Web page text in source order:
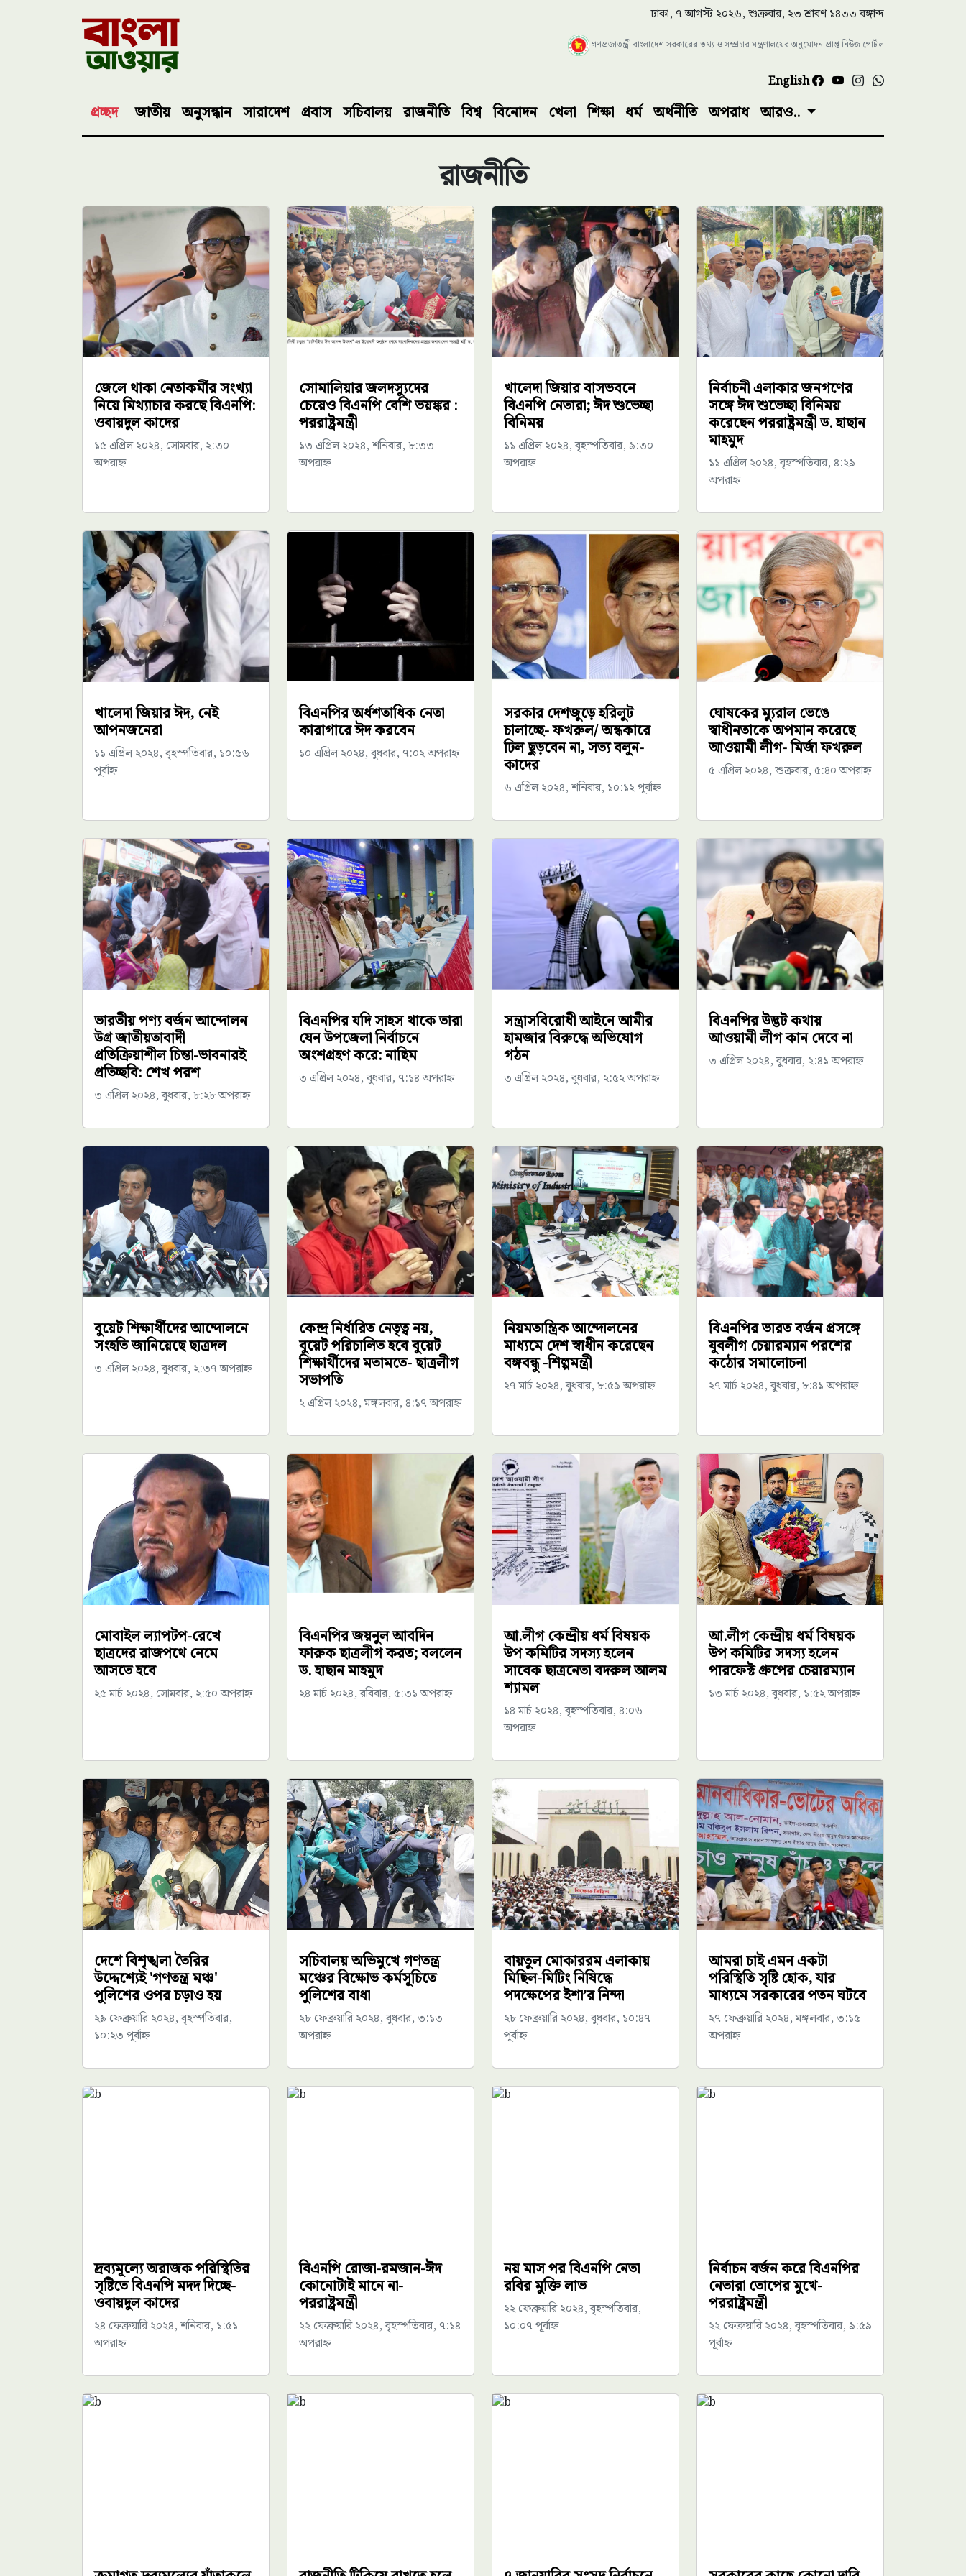
ঢাকা, ৭ আগস্ট ২০২৬, শুক্রবার, ২৩ শ্রাবণ ১৪৩৩ বঙ্গাব্দ
গণপ্রজাতন্ত্রী বাংলাদেশ সরকারের তথ্য ও সম্প্রচার মন্ত্রণালয়ের অনুমোদন প্রাপ্ত নিউজ পোর্টাল
English
প্রচ্ছদ জাতীয় অনুসন্ধান সারাদেশ প্রবাস সচিবালয় রাজনীতি বিশ্ব বিনোদন খেলা শিক্ষা ধর্ম অর্থনীতি অপরাধ আরও..
রাজনীতি
জেলে থাকা নেতাকর্মীর সংখ্যা
নিয়ে মিথ্যাচার করছে বিএনপি:
ওবায়দুল কাদের
১৫ এপ্রিল ২০২৪, সোমবার, ২:৩০
অপরাহ্ন
সোমালিয়ার জলদস্যুদের
চেয়েও বিএনপি বেশি ভয়ঙ্কর :
পররাষ্ট্রমন্ত্রী
১৩ এপ্রিল ২০২৪, শনিবার, ৮:৩৩
অপরাহ্ন
খালেদা জিয়ার বাসভবনে
বিএনপি নেতারা; ঈদ শুভেচ্ছা
বিনিময়
১১ এপ্রিল ২০২৪, বৃহস্পতিবার, ৯:৩০
অপরাহ্ন
নির্বাচনী এলাকার জনগণের
সঙ্গে ঈদ শুভেচ্ছা বিনিময়
করেছেন পররাষ্ট্রমন্ত্রী ড. হাছান
মাহমুদ
১১ এপ্রিল ২০২৪, বৃহস্পতিবার, ৪:২৯
অপরাহ্ন
খালেদা জিয়ার ঈদ, নেই
আপনজনেরা
১১ এপ্রিল ২০২৪, বৃহস্পতিবার, ১০:৫৬
পূর্বাহ্ন
বিএনপির অর্ধশতাধিক নেতা
কারাগারে ঈদ করবেন
১০ এপ্রিল ২০২৪, বুধবার, ৭:০২ অপরাহ্ন
সরকার দেশজুড়ে হরিলুট
চালাচ্ছে- ফখরুল/ অন্ধকারে
ঢিল ছুড়বেন না, সত্য বলুন-
কাদের
৬ এপ্রিল ২০২৪, শনিবার, ১০:১২ পূর্বাহ্ন
ঘোষকের ম্যুরাল ভেঙে
স্বাধীনতাকে অপমান করেছে
আওয়ামী লীগ- মির্জা ফখরুল
৫ এপ্রিল ২০২৪, শুক্রবার, ৫:৪০ অপরাহ্ন
ভারতীয় পণ্য বর্জন আন্দোলন
উগ্র জাতীয়তাবাদী
প্রতিক্রিয়াশীল চিন্তা-ভাবনারই
প্রতিচ্ছবি: শেখ পরশ
৩ এপ্রিল ২০২৪, বুধবার, ৮:২৮ অপরাহ্ন
বিএনপির যদি সাহস থাকে তারা
যেন উপজেলা নির্বাচনে
অংশগ্রহণ করে: নাছিম
৩ এপ্রিল ২০২৪, বুধবার, ৭:১৪ অপরাহ্ন
সন্ত্রাসবিরোধী আইনে আমীর
হামজার বিরুদ্ধে অভিযোগ
গঠন
৩ এপ্রিল ২০২৪, বুধবার, ২:৫২ অপরাহ্ন
বিএনপির উদ্ভট কথায়
আওয়ামী লীগ কান দেবে না
৩ এপ্রিল ২০২৪, বুধবার, ২:৪১ অপরাহ্ন
বুয়েট শিক্ষার্থীদের আন্দোলনে
সংহতি জানিয়েছে ছাত্রদল
৩ এপ্রিল ২০২৪, বুধবার, ২:৩৭ অপরাহ্ন
কেন্দ্র নির্ধারিত নেতৃত্ব নয়,
বুয়েট পরিচালিত হবে বুয়েট
শিক্ষার্থীদের মতামতে- ছাত্রলীগ
সভাপতি
২ এপ্রিল ২০২৪, মঙ্গলবার, ৪:১৭ অপরাহ্ন
নিয়মতান্ত্রিক আন্দোলনের
মাধ্যমে দেশ স্বাধীন করেছেন
বঙ্গবন্ধু -শিল্পমন্ত্রী
২৭ মার্চ ২০২৪, বুধবার, ৮:৫৯ অপরাহ্ন
বিএনপির ভারত বর্জন প্রসঙ্গে
যুবলীগ চেয়ারম্যান পরশের
কঠোর সমালোচনা
২৭ মার্চ ২০২৪, বুধবার, ৮:৪১ অপরাহ্ন
মোবাইল ল্যাপটপ-রেখে
ছাত্রদের রাজপথে নেমে
আসতে হবে
২৫ মার্চ ২০২৪, সোমবার, ২:৫০ অপরাহ্ন
বিএনপির জয়নুল আবদিন
ফারুক ছাত্রলীগ করত; বললেন
ড. হাছান মাহমুদ
২৪ মার্চ ২০২৪, রবিবার, ৫:৩১ অপরাহ্ন
আ.লীগ কেন্দ্রীয় ধর্ম বিষয়ক
উপ কমিটির সদস্য হলেন
সাবেক ছাত্রনেতা বদরুল আলম
শ্যামল
১৪ মার্চ ২০২৪, বৃহস্পতিবার, ৪:০৬
অপরাহ্ন
আ.লীগ কেন্দ্রীয় ধর্ম বিষয়ক
উপ কমিটির সদস্য হলেন
পারফেক্ট গ্রুপের চেয়ারম্যান
১৩ মার্চ ২০২৪, বুধবার, ১:৫২ অপরাহ্ন
দেশে বিশৃঙ্খলা তৈরির
উদ্দেশ্যেই 'গণতন্ত্র মঞ্চ'
পুলিশের ওপর চড়াও হয়
২৯ ফেব্রুয়ারি ২০২৪, বৃহস্পতিবার,
১০:২৩ পূর্বাহ্ন
সচিবালয় অভিমুখে গণতন্ত্র
মঞ্চের বিক্ষোভ কর্মসূচিতে
পুলিশের বাধা
২৮ ফেব্রুয়ারি ২০২৪, বুধবার, ৩:১৩
অপরাহ্ন
বায়তুল মোকাররম এলাকায়
মিছিল-মিটিং নিষিদ্ধে
পদক্ষেপের ইশা’র নিন্দা
২৮ ফেব্রুয়ারি ২০২৪, বুধবার, ১০:৪৭
পূর্বাহ্ন
আমরা চাই এমন একটা
পরিস্থিতি সৃষ্টি হোক, যার
মাধ্যমে সরকারের পতন ঘটবে
২৭ ফেব্রুয়ারি ২০২৪, মঙ্গলবার, ৩:১৫
অপরাহ্ন
দ্রব্যমূল্যে অরাজক পরিস্থিতির
সৃষ্টিতে বিএনপি মদদ দিচ্ছে-
ওবায়দুল কাদের
২৪ ফেব্রুয়ারি ২০২৪, শনিবার, ১:৫১
অপরাহ্ন
বিএনপি রোজা-রমজান-ঈদ
কোনোটাই মানে না-
পররাষ্ট্রমন্ত্রী
২২ ফেব্রুয়ারি ২০২৪, বৃহস্পতিবার, ৭:১৪
অপরাহ্ন
নয় মাস পর বিএনপি নেতা
রবির মুক্তি লাভ
২২ ফেব্রুয়ারি ২০২৪, বৃহস্পতিবার,
১০:০৭ পূর্বাহ্ন
নির্বাচন বর্জন করে বিএনপির
নেতারা তোপের মুখে-
পররাষ্ট্রমন্ত্রী
২২ ফেব্রুয়ারি ২০২৪, বৃহস্পতিবার, ৯:৫৯
পূর্বাহ্ন